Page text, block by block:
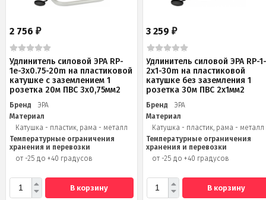
2 756 ₽
Удлинитель силовой ЭРА RP-
1e-3х0.75-20m на пластиковой
катушке c заземлением 1
розетка 20м ПВС 3х0,75мм2
Бренд
ЭРА
Материал
Катушка - пластик, рама - металл
Температурные ограничения
хранения и перевозки
от -25 до +40 градусов
В корзину
3 259₽
Удлинитель силовой ЭРА RP-
2x1-30m на пластиковой
катушке без заземления 1
розетка 30м ПВС 2x1мм2
Бренд
ЭРА
Материал
Катушка - пластик, рама - металл
Температурные ограничения
хранения и перевозки
от -25 до +40 градусов
В корзину